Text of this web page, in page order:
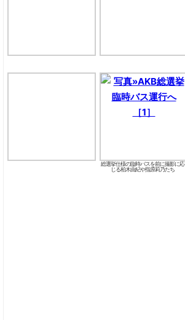
総選挙仕様の臨時バスを前に撮影に応
じる柏木由紀や指原莉乃たち